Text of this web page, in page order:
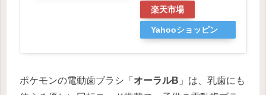
楽天市場
Yahooショッピン
ポケモンの電動歯ブラシ「 オーラルB 」は、乳歯にも